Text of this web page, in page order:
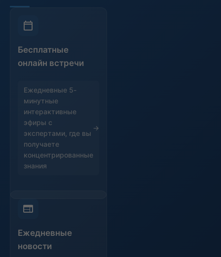
Бесплатные
онлайн встречи
Ежедневные 5-
минутные
интерактивные
эфиры с
экспертами, где вы
получаете
концентрированные
знания
Ежедневные
новости